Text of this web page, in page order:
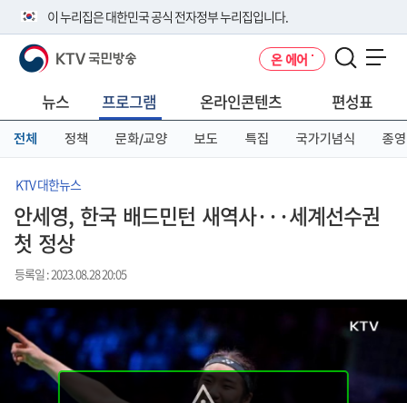
이 누리집은 대한민국 공식 전자정부 누리집입니다.
공식 누리집 주소 확인하기
니다.
이밖에 or.kr 또는 .kr등 다른 도메인 주소를 사용하고 있다면 아래 URL에
서 도메인 주소를 확인해 보세요
KTV 국민방송 온 에어
뉴스 프로그램 온라인콘텐츠 편성표
전체 정책 문화/교양 보도 특집 국가기념식 종영
KTV 대한뉴스
안세영, 한국 배드민턴 새역사···세계선수권
첫 정상
등록일 : 2023.08.28 20:05